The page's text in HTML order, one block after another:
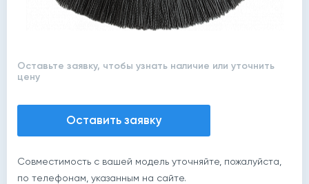
Оставьте заявку, чтобы узнать наличие или уточнить
цену
Оставить заявку
Совместимость с вашей модель уточняйте, пожалуйста,
по телефонам, указанным на сайте.